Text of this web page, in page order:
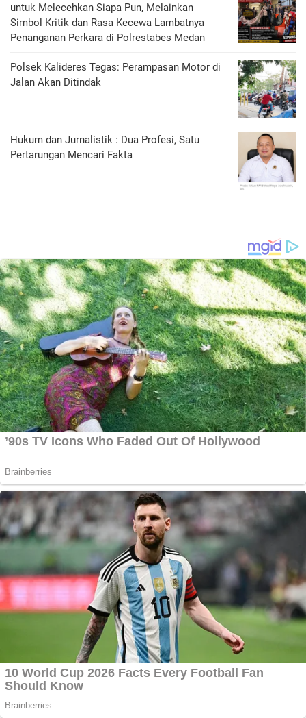
untuk Melecehkan Siapa Pun, Melainkan
Simbol Kritik dan Rasa Kecewa Lambatnya
Penanganan Perkara di Polrestabes Medan
Polsek Kalideres Tegas: Perampasan Motor di
Jalan Akan Ditindak
Hukum dan Jurnalistik : Dua Profesi, Satu
Pertarungan Mencari Fakta